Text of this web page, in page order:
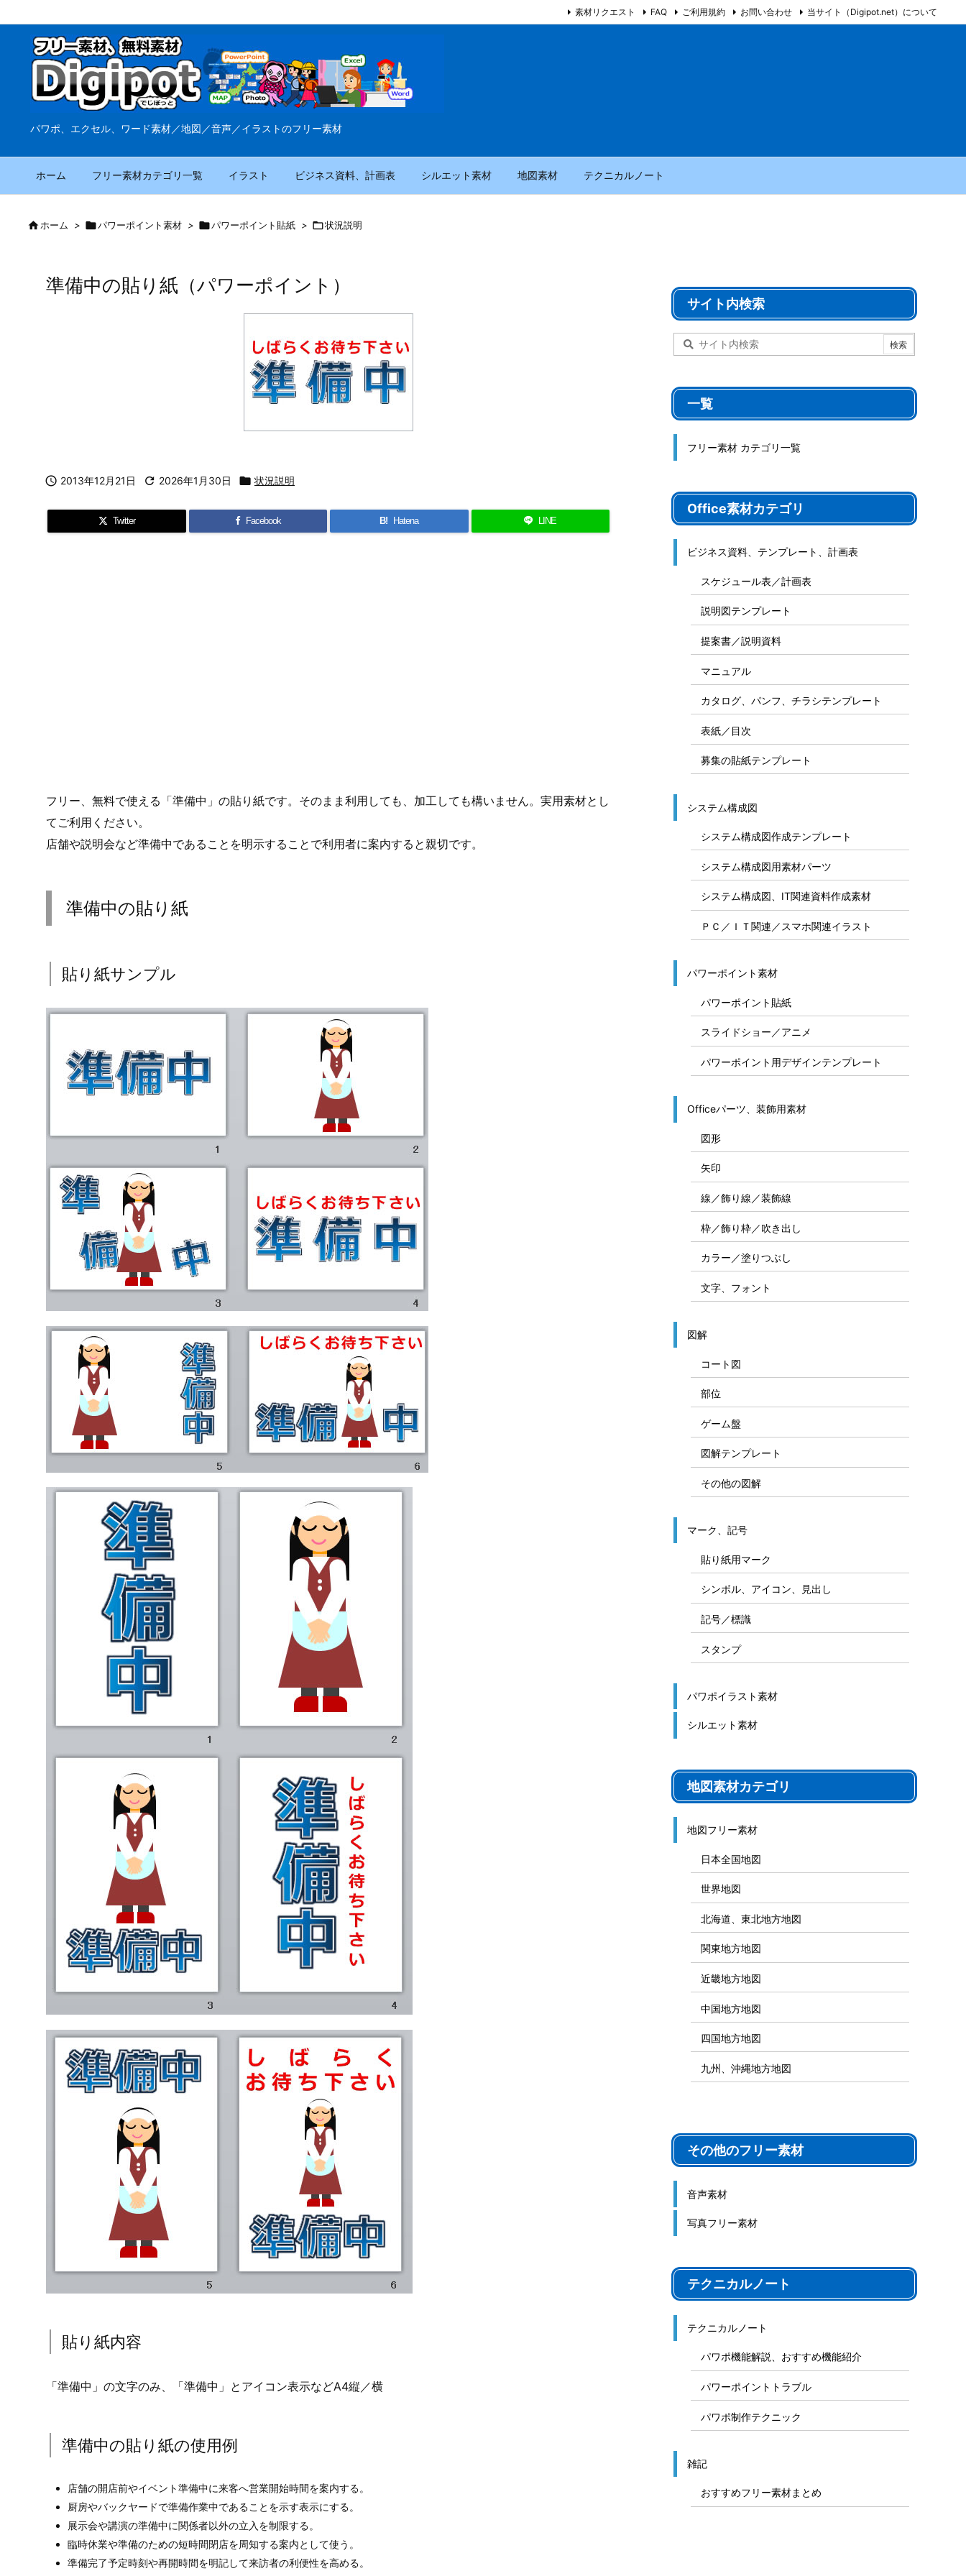
パワポ、エクセル、ワード素材／地図／音声／イラストのフリー素材
ホーム フリー素材カテゴリ一覧 イラスト ビジネス資料、計画表 シルエット素材 地図素材 テクニカルノート
素材リクエスト FAQ ご利用規約 お問い合わせ 当サイト（Digipot.net）について
ホーム > パワーポイント素材 > パワーポイント貼紙 > 状況説明
準備中の貼り紙（パワーポイント）
 2013年12月21日  2026年1月30日  状況説明
Twitter Facebook B! Hatena LINE
フリー、無料で使える「準備中」の貼り紙です。そのまま利用しても、加工しても構いません。実用素材とし
てご利用ください。
店舗や説明会など準備中であることを明示することで利用者に案内すると親切です。
準備中の貼り紙
貼り紙サンプル
貼り紙内容
「準備中」の文字のみ、「準備中」とアイコン表示などA4縦／横
準備中の貼り紙の使用例
店舗の開店前やイベント準備中に来客へ営業開始時間を案内する。
厨房やバックヤードで準備作業中であることを示す表示にする。
展示会や講演の準備中に関係者以外の立入を制限する。
臨時休業や準備のための短時間閉店を周知する案内として使う。
準備完了予定時刻や再開時間を明記して来訪者の利便性を高める。
サイト内検索
一覧
フリー素材 カテゴリ一覧
Office素材カテゴリ
ビジネス資料、テンプレート、計画表
スケジュール表／計画表
説明図テンプレート
提案書／説明資料
マニュアル
カタログ、パンフ、チラシテンプレート
表紙／目次
募集の貼紙テンプレート
システム構成図
システム構成図作成テンプレート
システム構成図用素材パーツ
システム構成図、IT関連資料作成素材
ＰＣ／ＩＴ関連／スマホ関連イラスト
パワーポイント素材
パワーポイント貼紙
スライドショー／アニメ
パワーポイント用デザインテンプレート
Officeパーツ、装飾用素材
図形
矢印
線／飾り線／装飾線
枠／飾り枠／吹き出し
カラー／塗りつぶし
文字、フォント
図解
コート図
部位
ゲーム盤
図解テンプレート
その他の図解
マーク、記号
貼り紙用マーク
シンボル、アイコン、見出し
記号／標識
スタンプ
パワポイラスト素材
シルエット素材
地図素材カテゴリ
地図フリー素材
日本全国地図
世界地図
北海道、東北地方地図
関東地方地図
近畿地方地図
中国地方地図
四国地方地図
九州、沖縄地方地図
その他のフリー素材
音声素材
写真フリー素材
テクニカルノート
テクニカルノート
パワポ機能解説、おすすめ機能紹介
パワーポイントトラブル
パワポ制作テクニック
雑記
おすすめフリー素材まとめ